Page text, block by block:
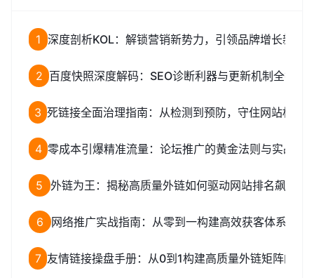
1 深度剖析KOL：解锁营销新势力，引领品牌增长新路
2 百度快照深度解码：SEO诊断利器与更新机制全揭秘
3 死链接全面治理指南：从检测到预防，守住网站权重
4 零成本引爆精准流量：论坛推广的黄金法则与实战全
5 外链为王：揭秘高质量外链如何驱动网站排名飙升
6 网络推广实战指南：从零到一构建高效获客体系
7 友情链接操盘手册：从0到1构建高质量外链矩阵的完